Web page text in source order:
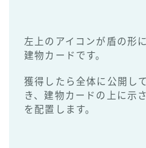
左上のアイコンが盾の形
建物カードです。
獲得したら全体に公開し
き、建物カードの上に示
を配置します。